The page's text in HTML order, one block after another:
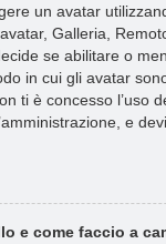
un avatar
Galleria,
se abilitare o
in cui gli avatar
ti è concesso l’uso
e
e come faccio a